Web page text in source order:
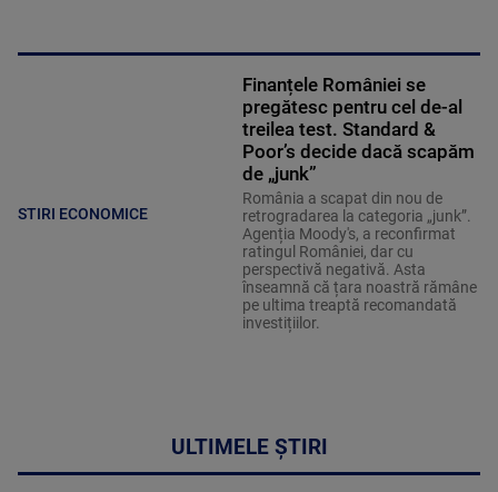
STIRI ECONOMICE
Finanțele României se
pregătesc pentru cel de-al
treilea test. Standard &
Poor’s decide dacă scapăm
de „junk”
România a scapat din nou de
retrogradarea la categoria „junk”.
Agenția Moody's, a reconfirmat
ratingul României, dar cu
perspectivă negativă. Asta
înseamnă că țara noastră rămâne
pe ultima treaptă recomandată
investițiilor.
ULTIMELE ȘTIRI